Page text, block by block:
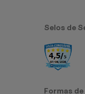
Selos de
Formas